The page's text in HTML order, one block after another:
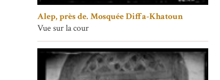
Alep, près de. Mosquée Diffa-Khatoun
Vue sur la cour